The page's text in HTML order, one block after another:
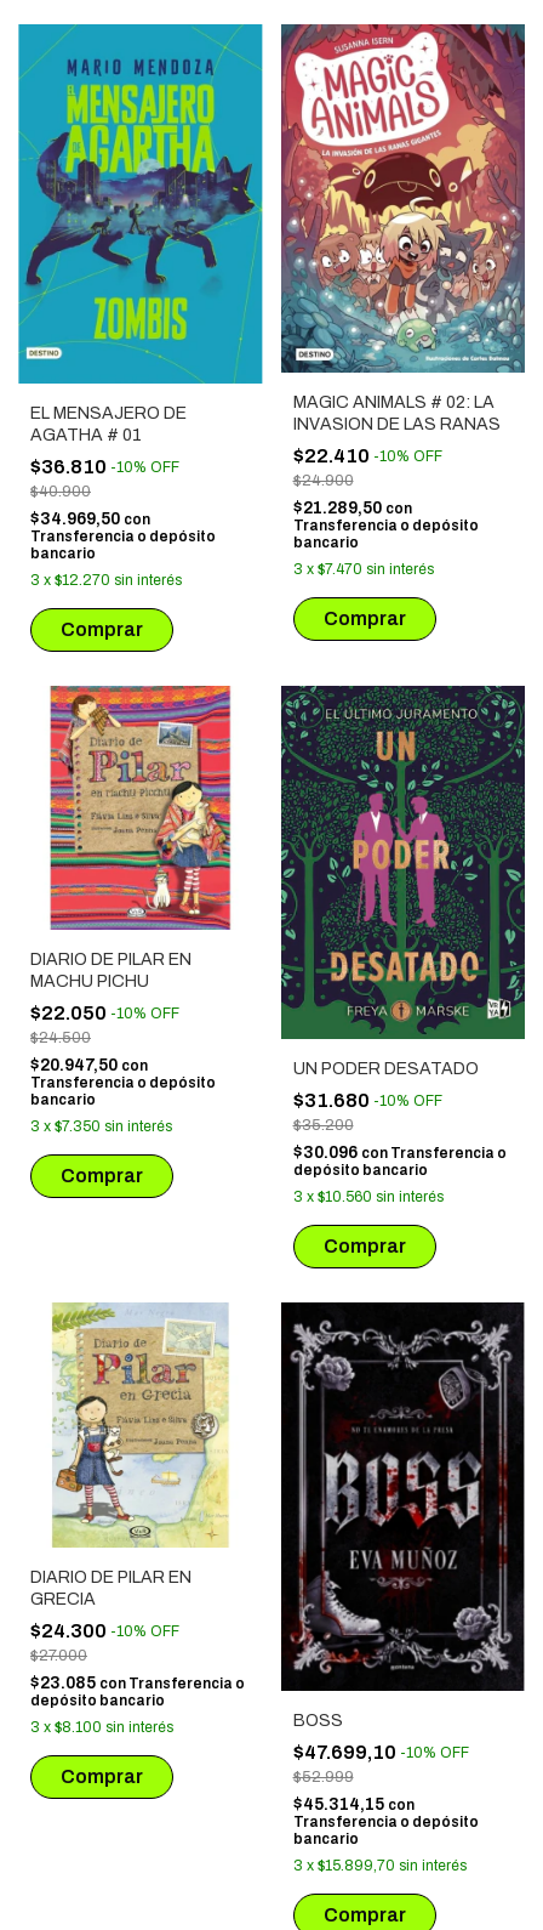
EL MENSAJERO DE
AGATHA # 01
$36.810 -10% OFF
$40.900
$34.969,50 con
Transferencia o depósito
bancario
3 x $12.270 sin interés
MAGIC ANIMALS # 02: LA
INVASION DE LAS RANAS
$22.410 -10% OFF
$24.900
$21.289,50 con
Transferencia o depósito
bancario
3 x $7.470 sin interés
DIARIO DE PILAR EN
MACHU PICHU
$22.050 -10% OFF
$24.500
$20.947,50 con
Transferencia o depósito
bancario
3 x $7.350 sin interés
UN PODER DESATADO
$31.680 -10% OFF
$35.200
$30.096 con Transferencia o
depósito bancario
3 x $10.560 sin interés
DIARIO DE PILAR EN
GRECIA
$24.300 -10% OFF
$27.000
$23.085 con Transferencia o
depósito bancario
3 x $8.100 sin interés BOSS
$47.699,10 -10% OFF
$52.999
$45.314,15 con
Transferencia o depósito
bancario
3 x $15.899,70 sin interés